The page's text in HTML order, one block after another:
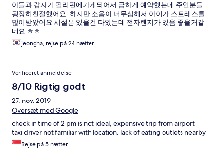
아들과 갑자기 필리핀에가게되어서 급하게 예약했는데 주인분들
굉장히친절했어요. 하지만 소음이 너무심해서 아이가 스트레스를
많이받았어요 시설은 있을건 다있는데 전자랜지가 있음 좋을거같
네요 ㅎㅎ
jeongha, rejse på 24 nætter
Verificeret anmeldelse
8/10 Rigtig godt
27. nov. 2019
Oversæt med Google
check in time of 2 pm is not ideal, expensive trip from airport
taxi driver not familiar with location, lack of eating outlets nearby
Rejse på 5 nætter